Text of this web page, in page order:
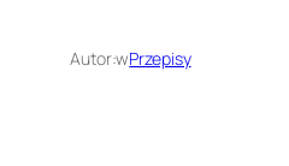
Autor:wPrzepisy